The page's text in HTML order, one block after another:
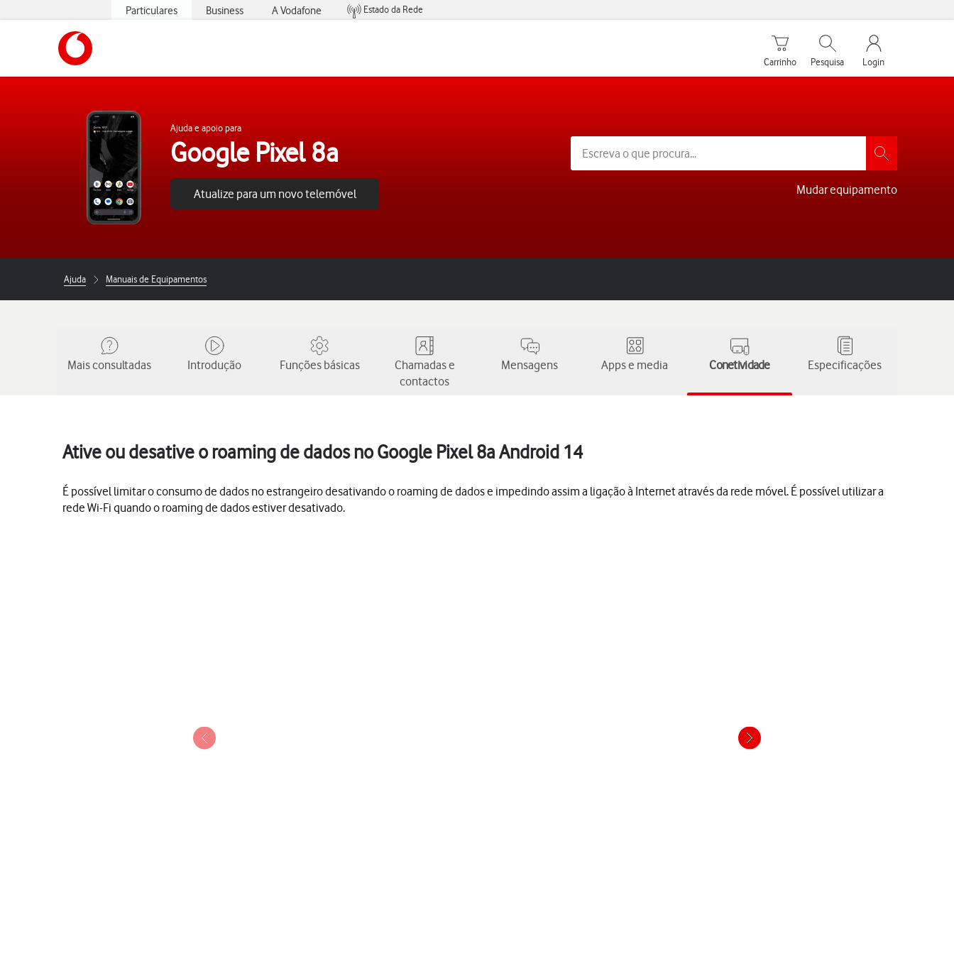
Particulares Business A Vodafone
Estado da Rede
Carrinho de compras
Carrinho
Pesquisar
Pesquisa
My Vodafone
Login
Ajuda e apoio para
Google Pixel 8a
Atualize para um novo telemóvel Mudar equipamento
Ajuda Manuais de Equipamentos
Mais consultadas Introdução Funções básicas
Chamadas e
contactos
Mensagens Apps e media Conetividade Especificações
Ative ou desative o roaming de dados no Google Pixel 8a Android 14
É possível limitar o consumo de dados no estrangeiro desativando o roaming de dados e impedindo assim a ligação à Internet através da rede móvel. É possível utilizar a
rede Wi-Fi quando o roaming de dados estiver desativado.